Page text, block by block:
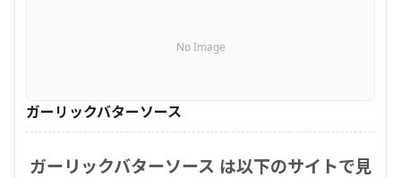
No Image
ガーリックバターソース
ガーリックバターソース は以下のサイトで見